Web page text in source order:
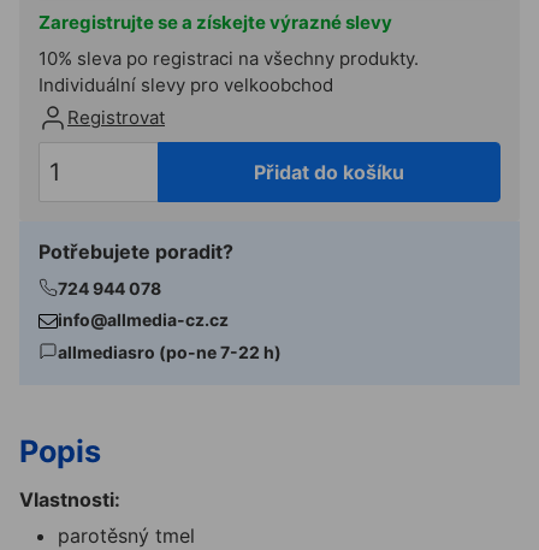
Zaregistrujte se a získejte výrazné slevy
10% sleva po registraci na všechny produkty.
Individuální slevy pro velkoobchod
Registrovat
Přidat do košíku
Potřebujete poradit?
724 944 078
info@allmedia-cz.cz
allmediasro (po-ne 7-22 h)
Popis
Vlastnosti:
parotěsný tmel